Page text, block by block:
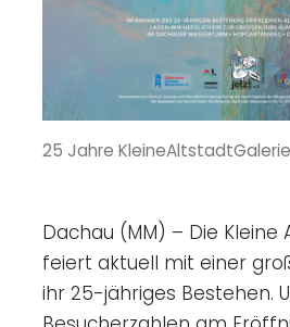
25 Jahre KleineAltstadtGalerie
Dachau (MM) – Die
feiert aktuell mit einer
ihr 25-jähriges Bestehen.